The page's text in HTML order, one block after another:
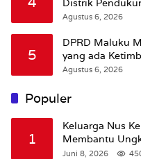
Distrik
Agustus 6, 2026
5
DPRD Maluku
yang ada
Agustus 6, 2026
Populer
1
Keluarga Nus
Membantu
Juni 8, 2026